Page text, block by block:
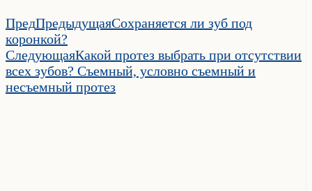
ПредПредыдущаяСохраняется ли зуб под
коронкой?
СледующаяКакой протез выбрать при отсутствии
всех зубов? Съемный, условно съемный и
несъемный протез